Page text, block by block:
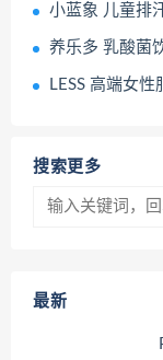
小蓝象 儿童排
养乐多 乳酸菌
LESS 高端女
搜索更多
最新